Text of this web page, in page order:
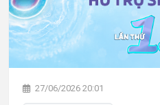
27/06/2026 20:01